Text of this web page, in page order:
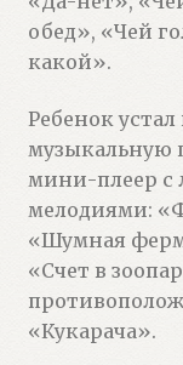
обед», «Чей
какой».
Ребенок
музыкальную
мини-плеер
мелодиями:
«Шумная
«Счет в
«Кукарача».